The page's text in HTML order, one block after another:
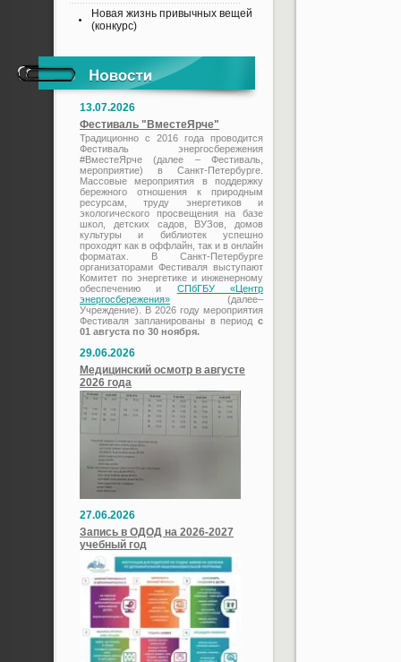
Новая жизнь привычных вещей
(конкурс)
13.07.2026
Фестиваль "ВместеЯрче"
Традиционно с 2016 года проводится
Фестиваль энергосбережения
#ВместеЯрче (далее – Фестиваль,
мероприятие) в Санкт-Петербурге.
Массовые мероприятия в поддержку
бережного отношения к природным
ресурсам, труду энергетиков и
экологического просвещения на базе
школ, детских садов, ВУЗов, домов
культуры и библиотек успешно
проходят как в оффлайн, так и в онлайн
форматах. В Санкт-Петербурге
организаторами Фестиваля выступают
Комитет по энергетике и инженерному
обеспечению и СПбГБУ «Центр
энергосбережения» (далее–
Учреждение). В 2026 году мероприятия
Фестиваля запланированы в период с
01 августа по 30 ноября.
29.06.2026
Медицинский осмотр в августе
2026 года
27.06.2026
Запись в ОДОД на 2026-2027
учебный год